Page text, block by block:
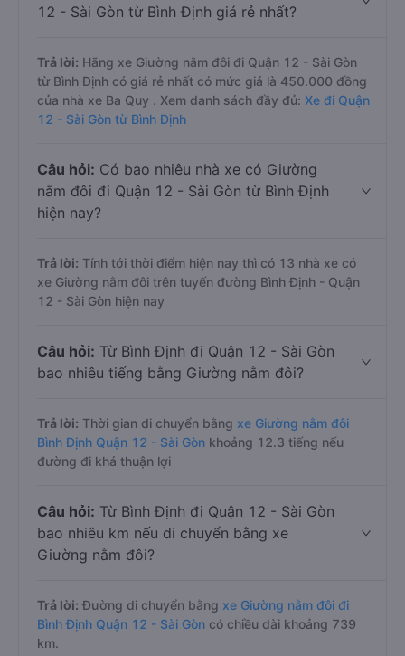
12 - Sài Gòn từ Bình Định giá rẻ nhất?
Trả lời: Hãng xe Giường nằm đôi đi Quận 12 - Sài Gòn
từ Bình Định có giá rẻ nhất có mức giá là 450.000 đồng
của nhà xe Ba Quy . Xem danh sách đầy đủ: Xe đi Quận
12 - Sài Gòn từ Bình Định
Câu hỏi: Có bao nhiêu nhà xe có Giường
nằm đôi đi Quận 12 - Sài Gòn từ Bình Định
hiện nay?
Trả lời: Tính tới thời điểm hiện nay thì có 13 nhà xe có
xe Giường nằm đôi trên tuyến đường Bình Định - Quận
12 - Sài Gòn hiện nay
Câu hỏi: Từ Bình Định đi Quận 12 - Sài Gòn
bao nhiêu tiếng bằng Giường nằm đôi?
Trả lời: Thời gian di chuyển bằng xe Giường nằm đôi
Bình Định Quận 12 - Sài Gòn khoảng 12.3 tiếng nếu
đường đi khá thuận lợi
Câu hỏi: Từ Bình Định đi Quận 12 - Sài Gòn
bao nhiêu km nếu di chuyển bằng xe
Giường nằm đôi?
Trả lời: Đường di chuyển bằng xe Giường nằm đôi đi
Bình Định Quận 12 - Sài Gòn có chiều dài khoảng 739
km.